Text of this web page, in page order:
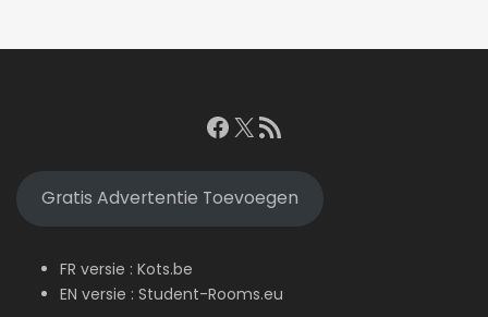
Facebook
X RSS feed
Gratis Advertentie Toevoegen
FR versie : Kots.be
EN versie : Student-Rooms.eu